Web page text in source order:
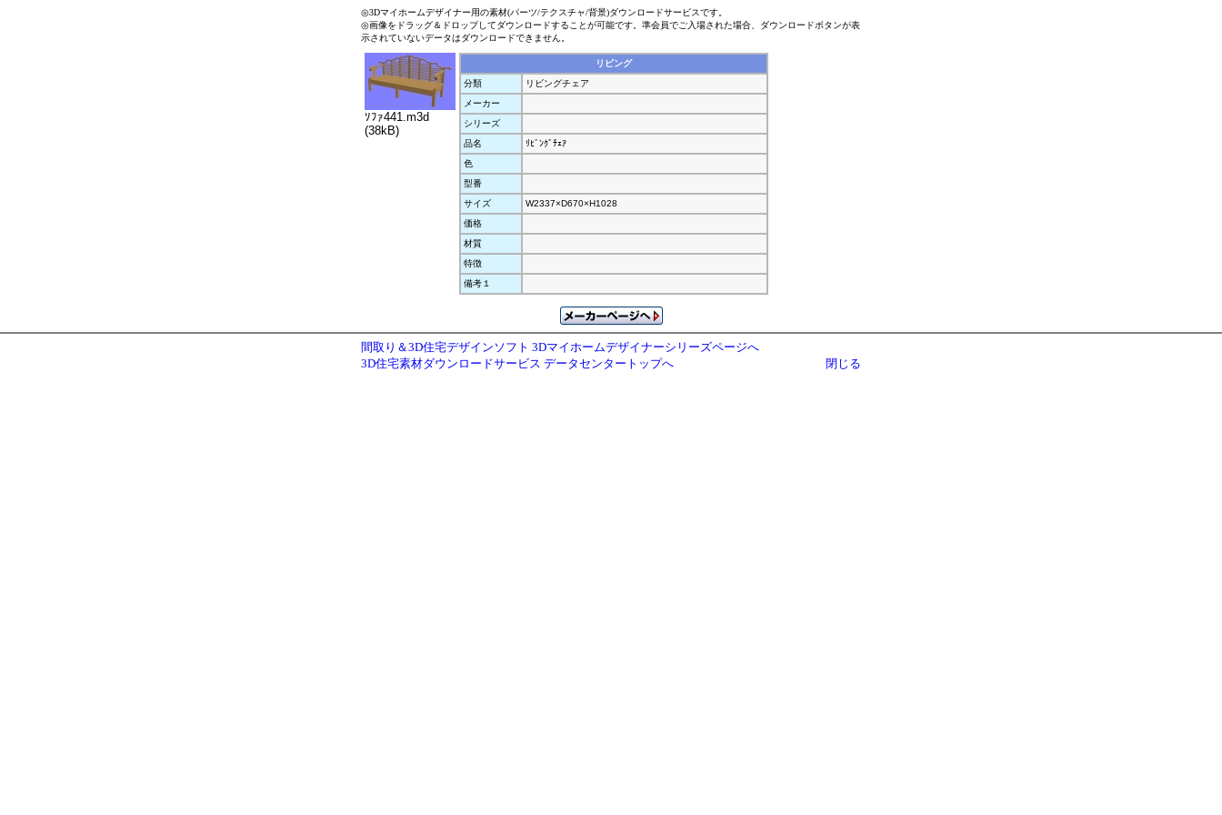
◎3Dマイホームデザイナー用の素材(パーツ/テクスチャ/背景)ダウンロードサービスです。
◎画像をドラッグ＆ドロップしてダウンロードすることが可能です。準会員でご入場された場合、ダウンロードボタンが表
示されていないデータはダウンロードできません。
ｿﾌｧ441.m3d
(38kB)
リビング
分類
リビングチェア
メーカー
シリーズ
品名
ﾘﾋﾞﾝｸﾞﾁｪｱ
色
型番
サイズ
W2337×D670×H1028
価格
材質
特徴
備考１
間取り＆3D住宅デザインソフト 3Dマイホームデザイナーシリーズページへ
3D住宅素材ダウンロードサービス データセンタートップへ
閉じる